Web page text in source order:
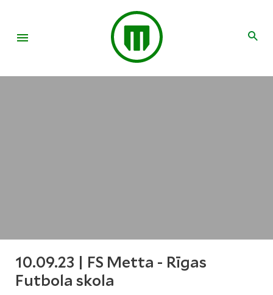
10.09.23 | FS Metta - Rīgas
Futbola skola